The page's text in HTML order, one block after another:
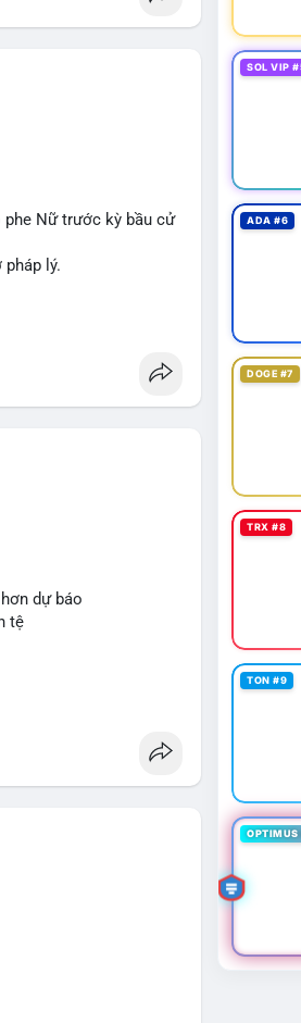
Nữ trước kỳ bầu cử
lý.
dự báo
tệ
SOL VIP
ADA #6
DOGE #7
TRX #8
TON #9
OPTIMUS